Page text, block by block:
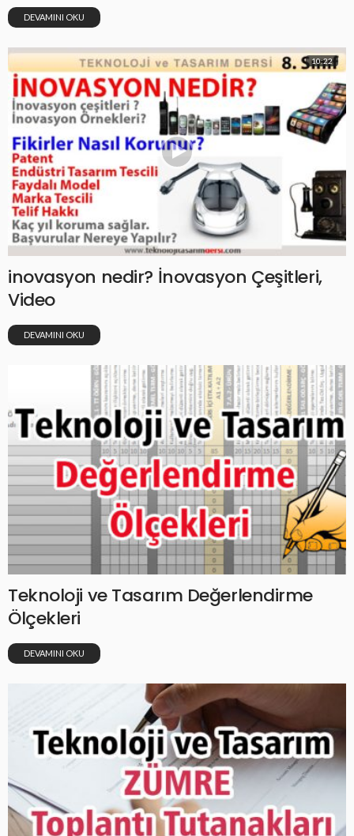
DEVAMINI OKU
10:22
inovasyon nedir? İnovasyon Çeşitleri,
Video
DEVAMINI OKU
Teknoloji ve Tasarım Değerlendirme
Ölçekleri
DEVAMINI OKU